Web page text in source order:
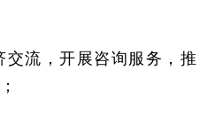
交流，开展咨询服务，推